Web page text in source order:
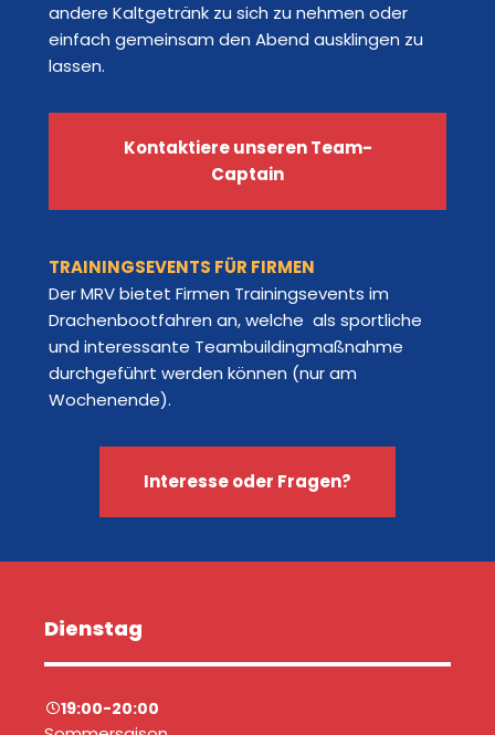
andere Kaltgetränk zu sich zu nehmen oder
einfach gemeinsam den Abend ausklingen zu
lassen.
Kontaktiere unseren Team-
Captain
TRAININGSEVENTS FÜR FIRMEN
Der MRV bietet Firmen Trainingsevents im
Drachenbootfahren an, welche als sportliche
und interessante Teambuildingmaßnahme
durchgeführt werden können (nur am
Wochenende).
Interesse oder Fragen?
Dienstag
19:00-20:00